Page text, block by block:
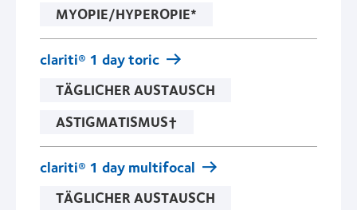
MYOPIE/HYPEROPIE*
clariti® 1 day toric
TÄGLICHER AUSTAUSCH
ASTIGMATISMUS†
clariti® 1 day multifocal
TÄGLICHER AUSTAUSCH